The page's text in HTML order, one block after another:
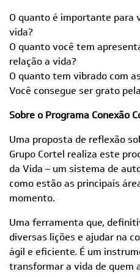
O quanto é importante para
vida?
O quanto você tem
relação a vida?
O quanto tem vibrado com
Você consegue ser grato
Sobre o Programa Conexão
Uma proposta de reflexão
Grupo Cortel realiza este
da Vida – um sistema de
como estão as principais
momento.
Uma ferramenta que,
diversas lições e ajudar na
ágil e eficiente. É um
transformar a vida de quem